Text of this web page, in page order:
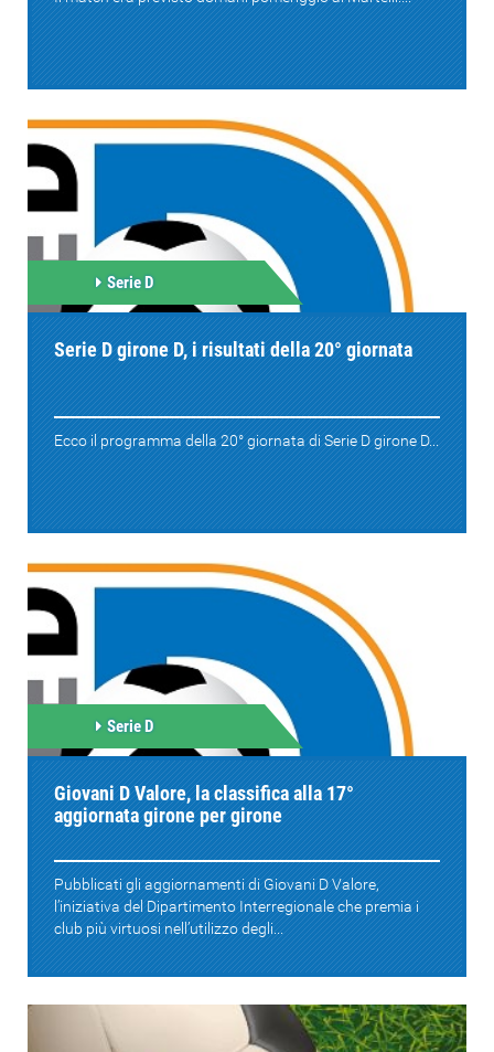
Serie D
Serie D girone D, i risultati della 20° giornata
Ecco il programma della 20° giornata di Serie D girone D...
Serie D
Giovani D Valore, la classifica alla 17°
aggiornata girone per girone
Pubblicati gli aggiornamenti di Giovani D Valore,
l’iniziativa del Dipartimento Interregionale che premia i
club più virtuosi nell’utilizzo degli...